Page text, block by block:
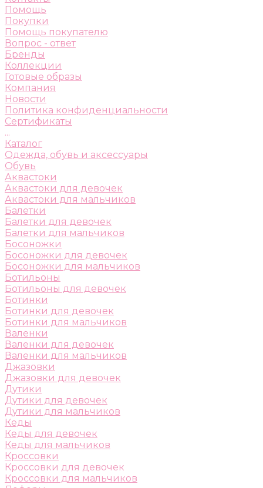
Помощь
Покупки
Помощь покупателю
Вопрос - ответ
Бренды
Коллекции
Готовые образы
Компания
Новости
Политика конфиденциальности
Сертификаты
...
Каталог
Одежда, обувь и аксессуары
Обувь
Аквастоки
Аквастоки для девочек
Аквастоки для мальчиков
Балетки
Балетки для девочек
Балетки для мальчиков
Босоножки
Босоножки для девочек
Босоножки для мальчиков
Ботильоны
Ботильоны для девочек
Ботинки
Ботинки для девочек
Ботинки для мальчиков
Валенки
Валенки для девочек
Валенки для мальчиков
Джазовки
Джазовки для девочек
Дутики
Дутики для девочек
Дутики для мальчиков
Кеды
Кеды для девочек
Кеды для мальчиков
Кроссовки
Кроссовки для девочек
Кроссовки для мальчиков